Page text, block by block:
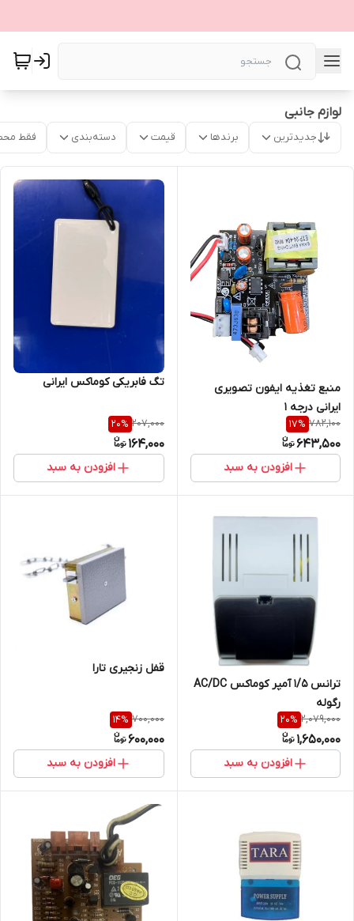
لوازم جانبی
جدیدترین برندها قیمت دسته‌بندی فقط
منبع تغذیه ایفون تصویری
ایرانی درجه ۱
782,100
17%
643,500
افزودن به سبد
تگ فابریکی کوماکس ایرانی
207,000
20%
164,000
افزودن به سبد
ترانس ١/۵ آمپر کوماکس AC/DC
رگوله
2,079,000
20%
1,650,000
افزودن به سبد
قفل زنجیری تارا
700,000
14%
600,000
افزودن به سبد